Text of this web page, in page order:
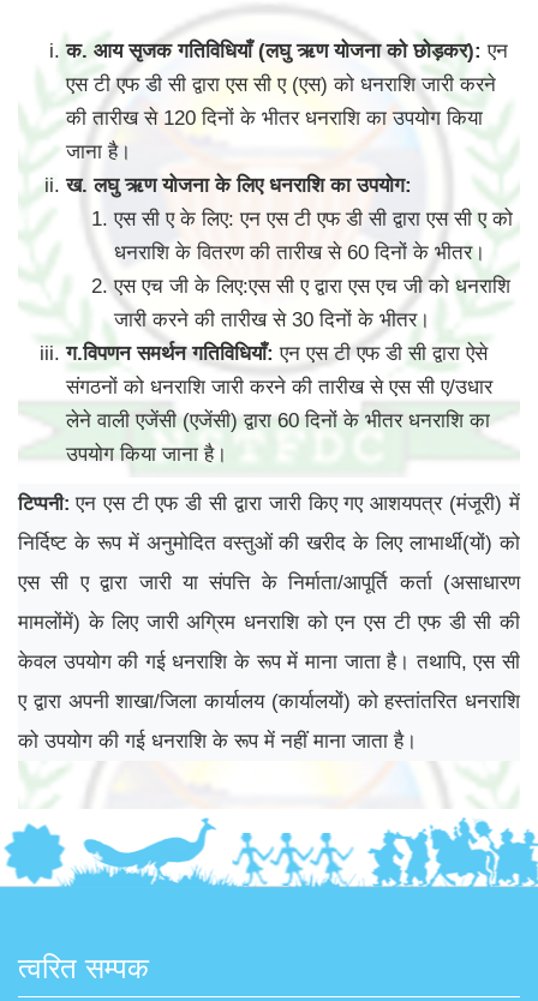
क. आय सृजक गतिविधियाँ (लघु ऋण योजना को छोड़कर): एन
एस टी एफ डी सी द्वारा एस सी ए (एस) को धनराशि जारी करने
की तारीख से 120 दिनों के भीतर धनराशि का उपयोग किया
जाना है।
ख. लघु ऋण योजना के लिए धनराशि का उपयोग:
एस सी ए के लिए: एन एस टी एफ डी सी द्वारा एस सी ए को
धनराशि के वितरण की तारीख से 60 दिनों के भीतर।
एस एच जी के लिए:एस सी ए द्वारा एस एच जी को धनराशि
जारी करने की तारीख से 30 दिनों के भीतर।
ग.विपणन समर्थन गतिविधियाँ: एन एस टी एफ डी सी द्वारा ऐसे
संगठनों को धनराशि जारी करने की तारीख से एस सी ए/उधार
लेने वाली एजेंसी (एजेंसी) द्वारा 60 दिनों के भीतर धनराशि का
उपयोग किया जाना है।
टिप्पनी:एन एस टी एफ डी सी द्वारा जारी किए गए आशयपत्र (मंजूरी) में
निर्दिष्ट के रूप में अनुमोदित वस्तुओं की खरीद के लिए लाभार्थी(यों) को
एस सी ए द्वारा जारी या संपत्ति के निर्माता/आपूर्ति कर्ता (असाधारण
मामलोंमें) के लिए जारी अग्रिम धनराशि को एन एस टी एफ डी सी की
केवल उपयोग की गई धनराशि के रूप में माना जाता है। तथापि, एस सी
ए द्वारा अपनी शाखा/जिला कार्यालय (कार्यालयों) को हस्तांतरित धनराशि
को उपयोग की गई धनराशि के रूप में नहीं माना जाता है।
त्वरित सम्पक